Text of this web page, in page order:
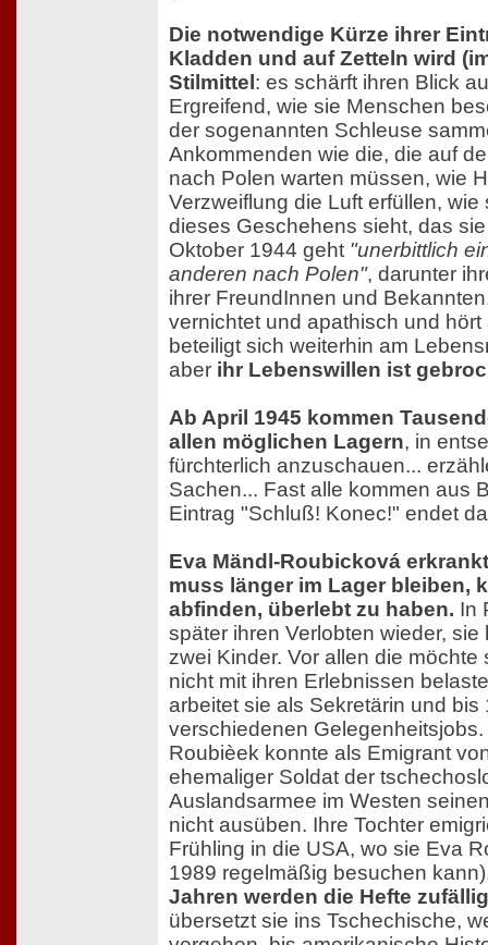
Die notwendige Kürze ihrer
Kladden und auf Zetteln wird
Stilmittel : es schärft ihren Blick
Ergreifend, wie sie Menschen
der sogenannten Schleuse
Ankommenden wie die, die auf
nach Polen warten müssen, wie
Verzweiflung die Luft erfüllen, wie
dieses Geschehens sieht, das
Oktober 1944 geht "unerbittlich
anderen nach Polen", darunter
ihrer FreundInnen und
vernichtet und apathisch und
beteiligt sich weiterhin am
aber ihr Lebenswillen ist
Ab April 1945 kommen
allen möglichen Lagern, in
fürchterlich anzuschauen...
Sachen... Fast alle kommen aus
Eintrag "Schluß! Konec!" endet
Eva Mändl-Roubicková
muss länger im Lager bleiben,
abfinden, überlebt zu haben. In
später ihren Verlobten wieder,
zwei Kinder. Vor allen die möchte
nicht mit ihren Erlebnissen
arbeitet sie als Sekretärin und bis
verschiedenen
Roubièek konnte als Emigrant
ehemaliger Soldat der
Auslandsarmee im Westen
nicht ausüben. Ihre Tochter
Frühling in die USA, wo sie Eva
1989 regelmäßig besuchen
Jahren werden die Hefte
übersetzt sie ins Tschechische,